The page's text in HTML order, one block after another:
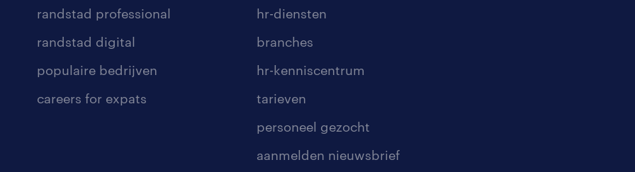
randstad professional
randstad digital
populaire bedrijven
careers for expats
hr-diensten
branches
hr-kenniscentrum
tarieven
personeel gezocht
aanmelden nieuwsbrief